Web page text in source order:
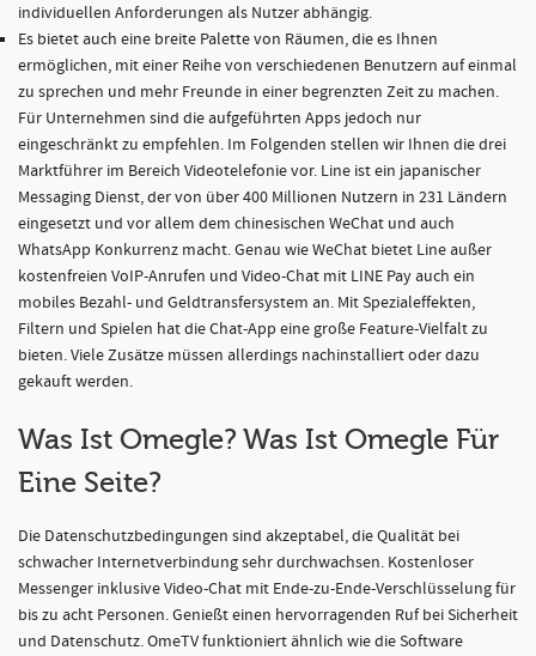
individuellen Anforderungen als Nutzer abhängig.
Es bietet auch eine breite Palette von Räumen, die es Ihnen
ermöglichen, mit einer Reihe von verschiedenen Benutzern auf einmal
zu sprechen und mehr Freunde in einer begrenzten Zeit zu machen.
Für Unternehmen sind die aufgeführten Apps jedoch nur
eingeschränkt zu empfehlen. Im Folgenden stellen wir Ihnen die drei
Marktführer im Bereich Videotelefonie vor. Line ist ein japanischer
Messaging Dienst, der von über 400 Millionen Nutzern in 231 Ländern
eingesetzt und vor allem dem chinesischen WeChat und auch
WhatsApp Konkurrenz macht. Genau wie WeChat bietet Line außer
kostenfreien VoIP-Anrufen und Video-Chat mit LINE Pay auch ein
mobiles Bezahl- und Geldtransfersystem an. Mit Spezialeffekten,
Filtern und Spielen hat die Chat-App eine große Feature-Vielfalt zu
bieten. Viele Zusätze müssen allerdings nachinstalliert oder dazu
gekauft werden.
Was Ist Omegle? Was Ist Omegle Für
Eine Seite?
Die Datenschutzbedingungen sind akzeptabel, die Qualität bei
schwacher Internetverbindung sehr durchwachsen. Kostenloser
Messenger inklusive Video-Chat mit Ende-zu-Ende-Verschlüsselung für
bis zu acht Personen. Genießt einen hervorragenden Ruf bei Sicherheit
und Datenschutz. OmeTV funktioniert ähnlich wie die Software